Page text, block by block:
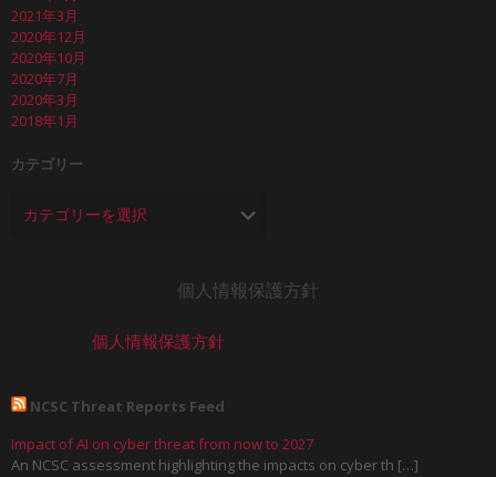
2021年3月
2020年12月
2020年10月
2020年7月
2020年3月
2018年1月
カテゴリー
個人情報保護方針
個人情報保護方針
NCSC Threat Reports Feed
Impact of AI on cyber threat from now to 2027
An NCSC assessment highlighting the impacts on cyber th […]